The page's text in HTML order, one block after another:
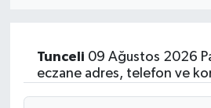
Tunceli 09 Ağustos 2026
eczane adres, telefon ve
Sağlık